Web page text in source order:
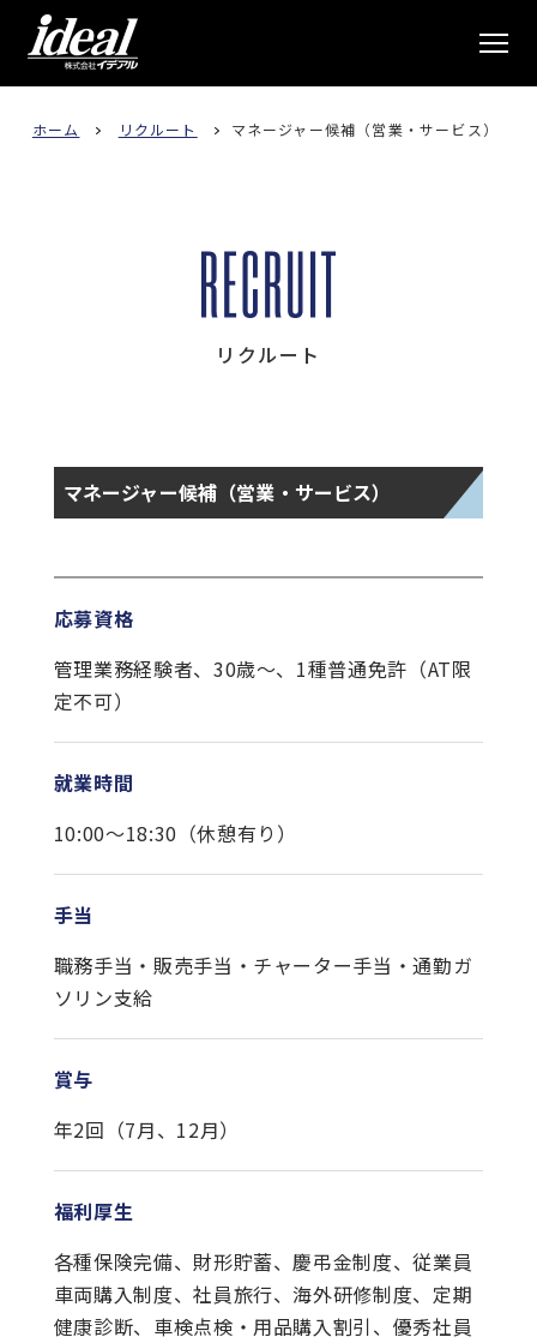
ホーム リクルート マネージャー候補（営業・サービス）
リクルート
マネージャー候補（営業・サービス）
応募資格
管理業務経験者、30歳〜、1種普通免許（AT限
定不可）
就業時間
10:00～18:30（休憩有り）
手当
職務手当・販売手当・チャーター手当・通勤ガ
ソリン支給
賞与
年2回（7月、12月）
福利厚生
各種保険完備、財形貯蓄、慶弔金制度、従業員
車両購入制度、社員旅行、海外研修制度、定期
健康診断、車検点検・用品購入割引、優秀社員